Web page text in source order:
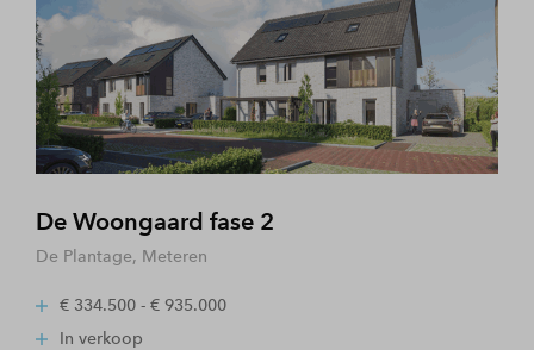
De Woongaard fase 2
De Plantage, Meteren
€ 334.500 - € 935.000
In verkoop